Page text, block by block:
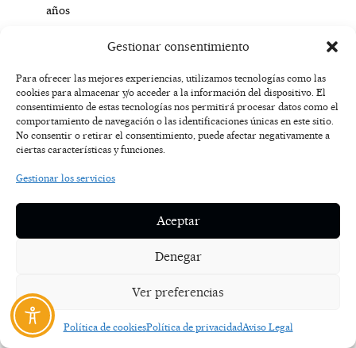
Gestionar consentimiento
Para ofrecer las mejores experiencias, utilizamos tecnologías como las
cookies para almacenar y/o acceder a la información del dispositivo. El
consentimiento de estas tecnologías nos permitirá procesar datos como el
comportamiento de navegación o las identificaciones únicas en este sitio.
No consentir o retirar el consentimiento, puede afectar negativamente a
ciertas características y funciones.
Gestionar los servicios
Aceptar
Denegar
Ver preferencias
Política de cookiesPolítica de privacidadAviso Legal
años
Antara
Korai,
debuta
en
el
musical
de
mano
brujita
Patri